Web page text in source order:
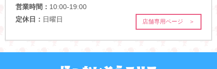
営業時間： 10:00-19:00
定休日： 日曜日 店舗専用ページ ＞